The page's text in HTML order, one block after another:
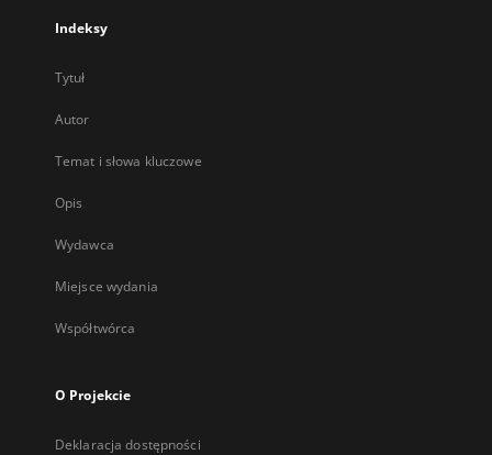
Indeksy
Tytuł
Autor
Temat i słowa kluczowe
Opis
Wydawca
Miejsce wydania
Współtwórca
O Projekcie
Deklaracja dostępności